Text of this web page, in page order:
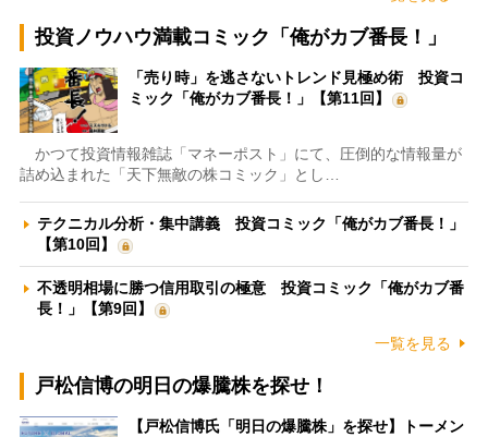
投資ノウハウ満載コミック「俺がカブ番長！」
「売り時」を逃さないトレンド見極め術 投資コ
ミック「俺がカブ番長！」【第11回】
かつて投資情報雑誌「マネーポスト」にて、圧倒的な情報量が
詰め込まれた「天下無敵の株コミック」とし…
テクニカル分析・集中講義 投資コミック「俺がカブ番長！」
【第10回】
不透明相場に勝つ信用取引の極意 投資コミック「俺がカブ番
長！」【第9回】
一覧を見る
戸松信博の明日の爆騰株を探せ！
【戸松信博氏「明日の爆騰株」を探せ】トーメン